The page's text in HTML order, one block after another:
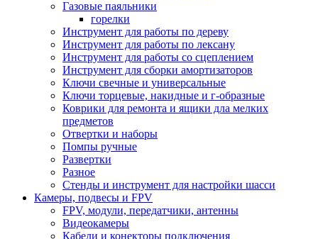
Газовые паяльники
горелки
Инструмент для работы по дереву
Инструмент для работы по лексану
Инструмент для работы со сцеплением
Инструмент для сборки амортизаторов
Ключи свечные и универсальные
Ключи торцевые, накидные и г-образные
Коврики для ремонта и ящики дла мелких
предметов
Отвертки и наборы
Помпы ручные
Развертки
Разное
Стенды и инструмент для настройки шасси
Камеры, подвесы и FPV
FPV, модули, передатчики, антенны
Видеокамеры
Кабели и конекторы подключения